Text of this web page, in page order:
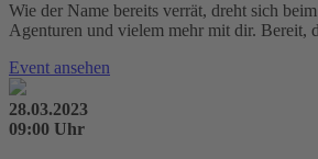
Wie der Name bereits verrät, dreht sich
Agenturen und vielem mehr mit dir. Bereit,
Event ansehen
28.03.2023
09:00 Uhr